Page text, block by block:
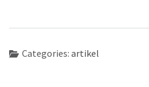
Categories: artikel